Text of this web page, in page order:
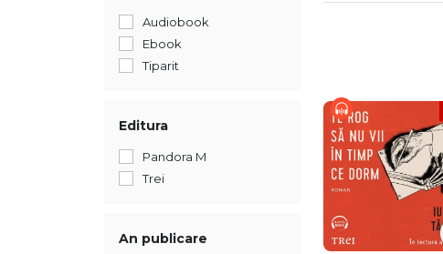
Audiobook
Ebook
Tiparit
Editura
Pandora M
Trei
An publicare